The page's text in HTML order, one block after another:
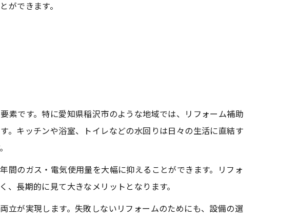
ができます。
素です。特に愛知県稲沢市のような地域では、リフォーム補助
。キッチンや浴室、トイレなどの水回りは日々の生活に直結す
のガス・電気使用量を大幅に抑えることができます。リフォ
長期的に見て大きなメリットとなります。
立が実現します。失敗しないリフォームのためにも、設備の選